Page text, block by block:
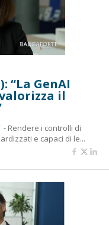
“La GenAI
il
- Rendere i controlli di
e capaci di le...